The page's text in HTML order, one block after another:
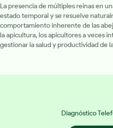
La presencia de múltiples reinas en
estado temporal y se resuelve
comportamiento inherente de las
la apicultura, los apicultores a veces
gestionar la salud y productividad de
Diagnóstico